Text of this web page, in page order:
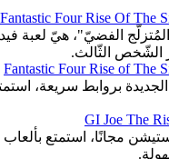
Fantastic Four Rise Of The
الفضيّ"، هيّ لعبة
الشّخص الثّالث.
Fantastic Four Rise of The
بروابط سريعة،
GI Joe The
مجانًا، استمتع